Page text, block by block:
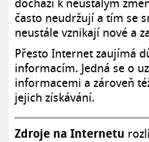
dochází k neustálým
často neudržují a tím se
neustále vznikají nové a
Přesto Internet zaujímá
informacím. Jedná se o
informacemi a zároveň
jejich získávání.
Zdroje na Internetu